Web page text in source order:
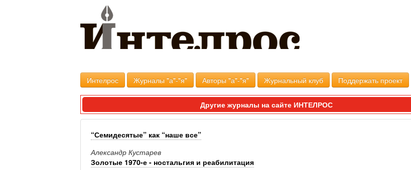
Интелрос Журналы "а"-"я" Авторы "а"-"я" Журнальный клуб Поддержать проект
Другие журналы на сайте ИНТЕЛРОС
“Семидесятые” как “наше все”
Александр Кустарев
Золотые 1970-е - ностальгия и реабилитация